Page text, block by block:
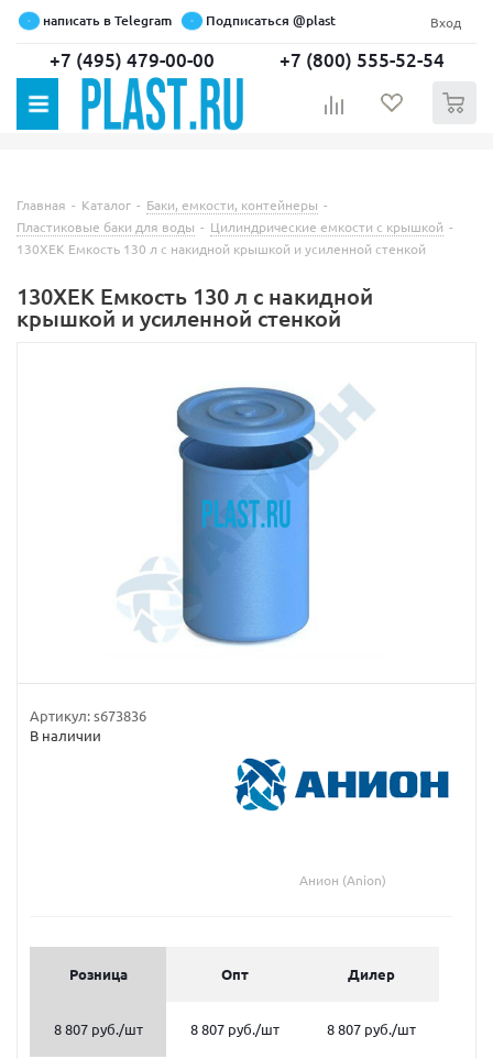
написать в Telegram Подписаться @plast Вход
+7 (495) 479-00-00 +7 (800) 555-52-54
Главная - Каталог - Баки, емкости, контейнеры -
Пластиковые баки для воды - Цилиндрические емкости с крышкой -
130ХЕК Емкость 130 л с накидной крышкой и усиленной стенкой
130ХЕК Емкость 130 л с накидной
крышкой и усиленной стенкой
Артикул:s673836
В наличии
Анион (Anion)
Розница Опт Дилер
8 807 руб./шт 8 807 руб./шт 8 807 руб./шт